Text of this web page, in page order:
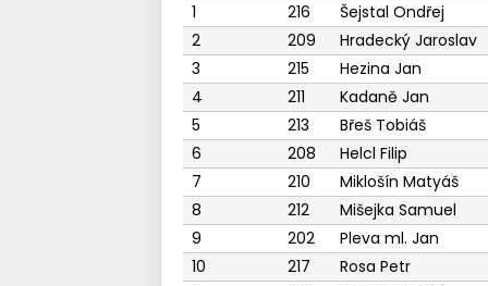
1
216
Šejstal Ondřej
2
209
Hradecký Jaroslav
3
215
Hezina Jan
4
211
Kadaně Jan
5
213
Břeš Tobiáš
6
208
Helcl Filip
7
210
Miklošín Matyáš
8
212
Mišejka Samuel
9
202
Pleva ml. Jan
10
217
Rosa Petr